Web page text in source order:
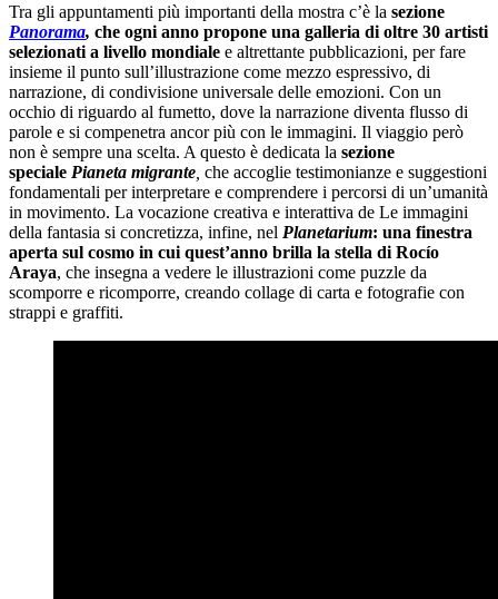
Tra gli appuntamenti più importanti della mostra c’è la sezione
Panorama, che ogni anno propone una galleria di oltre 30 artisti
selezionati a livello mondiale e altrettante pubblicazioni, per fare
insieme il punto sull’illustrazione come mezzo espressivo, di
narrazione, di condivisione universale delle emozioni. Con un
occhio di riguardo al fumetto, dove la narrazione diventa flusso di
parole e si compenetra ancor più con le immagini. Il viaggio però
non è sempre una scelta. A questo è dedicata la sezione
speciale Pianeta migrante che accoglie testimonianze e suggestioni
fondamentali per interpretare e comprendere i percorsi di un’umanità
in movimento. La vocazione creativa e interattiva de Le immagini
della fantasia si concretizza, infine, nel Planetarium: una finestra
aperta sul cosmo in cui quest’anno brilla la stella di Rocío
Araya, che insegna a vedere le illustrazioni come puzzle da
scomporre e ricomporre, creando collage di carta e fotografie con
strappi e graffiti.